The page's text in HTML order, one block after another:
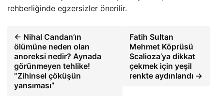
rehberliğinde egzersizler önerilir.
← Nihal Candan’ın
ölümüne neden olan
anoreksi nedir? Aynada
görünmeyen tehlike!
“Zihinsel çöküşün
yansıması”
Fatih Sultan
Mehmet Köprüsü
Scalioza’ya dikkat
çekmek için yeşil
renkte aydınlandı →